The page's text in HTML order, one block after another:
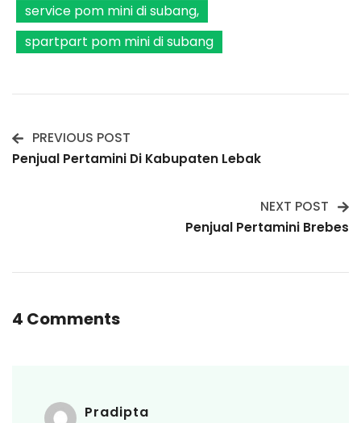
service pom mini di subang
spartpart pom mini di subang
Post
PREVIOUS POST
Penjual Pertamini Di Kabupaten Lebak
NEXT POST
Penjual Pertamini Brebes
4 Comments
Pradipta